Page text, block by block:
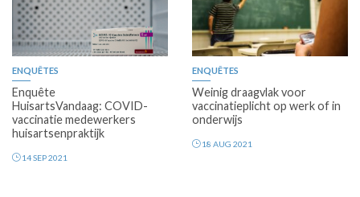
ENQUÊTES
Enquête
HuisartsVandaag: COVID-
vaccinatie medewerkers
huisartsenpraktijk
14 SEP 2021
ENQUÊTES
Weinig draagvlak voor
vaccinatieplicht op werk of in
onderwijs
18 AUG 2021